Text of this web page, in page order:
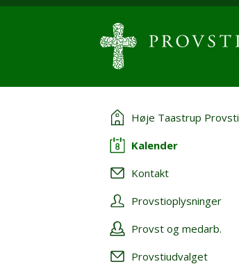
Høje Taastrup Provsti
Kalender
Kontakt
Provstioplysninger
Provst og medarb.
Provstiudvalget